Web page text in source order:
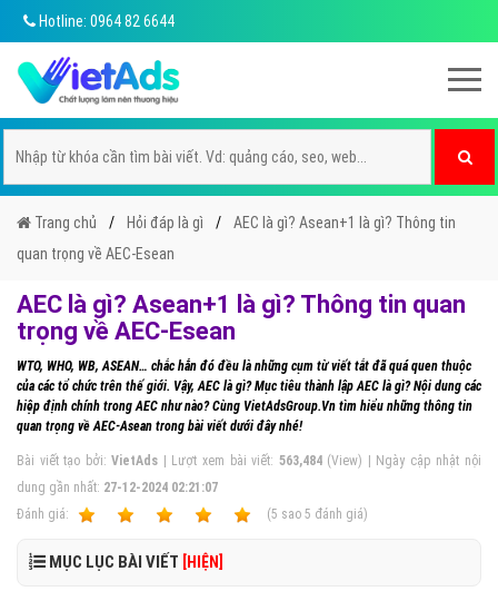
Hotline: 0964 82 6644
Trang chủ Hỏi đáp là gì
AEC là gì? Asean+1 là gì? Thông tin
quan trọng về AEC-Esean
AEC là gì? Asean+1 là gì? Thông tin quan
trọng về AEC-Esean
WTO, WHO, WB, ASEAN… chắc hẳn đó đều là những cụm từ viết tắt đã quá quen thuộc
của các tổ chức trên thế giới. Vậy, AEC là gì? Mục tiêu thành lập AEC là gì? Nội dung các
hiệp định chính trong AEC như nào? Cùng VietAdsGroup.Vn tìm hiểu những thông tin
quan trọng về AEC-Asean trong bài viết dưới đây nhé!
Bài viết tạo bởi:VietAds | Lượt xem bài viết: 563,484(View) | Ngày cập nhật nội
dung gần nhất: 27-12-2024 02:21:07
Ðánh giá:
(5 sao 5 đánh giá)
MỤC LỤC BÀI VIẾT [HIỆN]